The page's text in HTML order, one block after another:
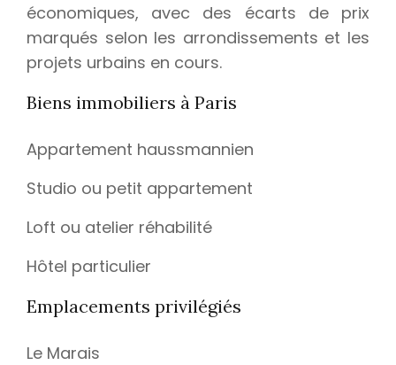
économiques, avec des écarts de prix
marqués selon les arrondissements et les
projets urbains en cours.
Biens immobiliers à Paris
Appartement haussmannien
Studio ou petit appartement
Loft ou atelier réhabilité
Hôtel particulier
Emplacements privilégiés
Le Marais